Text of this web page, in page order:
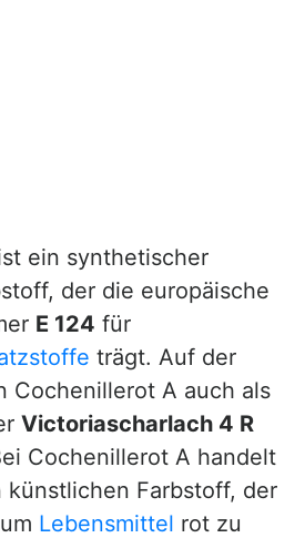
ein synthetischer
der die europäische
E 124 für
trägt. Auf der
Cochenillerot A auch als
Victoriascharlach 4 R
Cochenillerot A handelt
künstlichen Farbstoff, der
Lebensmittel rot zu